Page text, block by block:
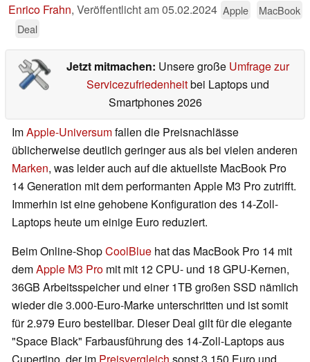
Enrico Frahn, Veröffentlicht am05.02.2024 Apple
MacBook
Deal
Jetzt mitmachen: Unsere große Umfrage zur
Servicezufriedenheitbei Laptops und
Smartphones 2026
ImApple-Universumfallen die Preisnachlässe
üblicherweise deutlich geringer aus als bei vielen anderen
Marken, was leider auch auf die aktuellste MacBook Pro
14 Generation mit dem performanten Apple M3 Pro zutrifft.
Immerhin ist eine gehobene Konfiguration des 14-Zoll-
Laptops heute um einige Euro reduziert.
Beim Online-ShopCoolBlue hat das MacBook Pro 14 mit
demApple M3 Pro mit mit 12 CPU- und 18 GPU-Kernen,
36GB Arbeitsspeicher und einer 1TB großen SSD nämlich
wieder die 3.000-Euro-Marke unterschritten und ist somit
für 2.979 Euro bestellbar. Dieser Deal gilt für die elegante
"Space Black" Farbausführung des 14-Zoll-Laptops aus